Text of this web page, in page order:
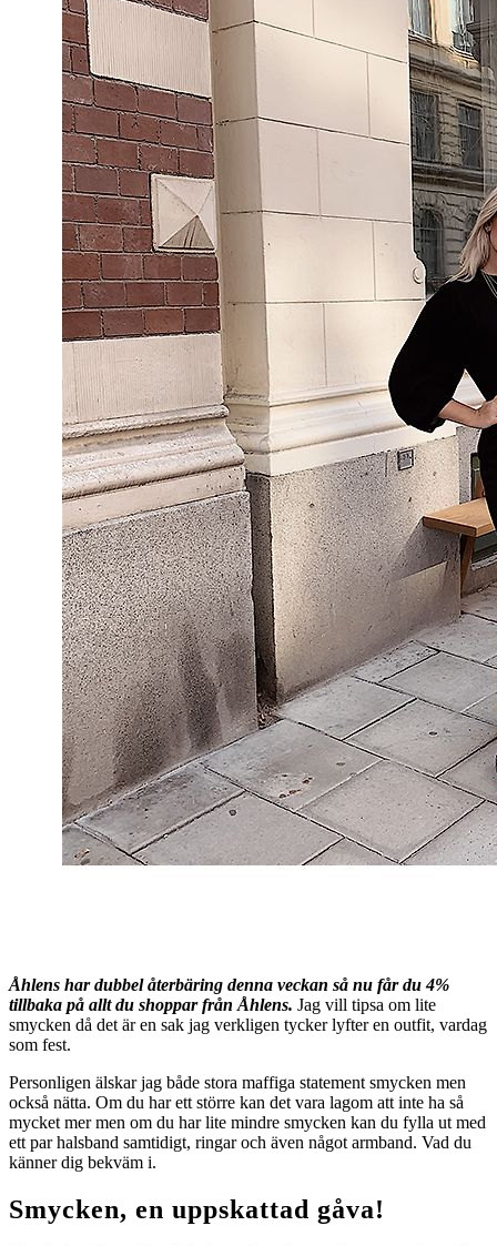
Åhlens har dubbel återbäring denna veckan så nu får du 4%
tillbaka på allt du shoppar från Åhlens. Jag vill tipsa om lite
smycken då det är en sak jag verkligen tycker lyfter en outfit, vardag
som fest.
Personligen älskar jag både stora maffiga statement smycken men
också nätta. Om du har ett större kan det vara lagom att inte ha så
mycket mer men om du har lite mindre smycken kan du fylla ut med
ett par halsband samtidigt, ringar och även något armband. Vad du
känner dig bekväm i.
Smycken, en uppskattad gåva!